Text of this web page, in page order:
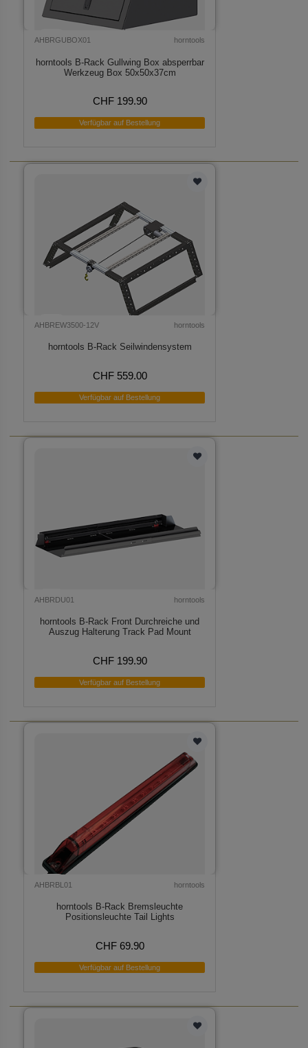
AHBRGUBOX01 horntools
horntools B-Rack Gullwing Box absperrbar
Werkzeug Box 50x50x37cm
CHF 199.90
Verfügbar auf Bestellung
AHBREW3500-12V horntools
horntools B-Rack Seilwindensystem
CHF 559.00
Verfügbar auf Bestellung
AHBRDU01 horntools
horntools B-Rack Front Durchreiche und
Auszug Halterung Track Pad Mount
CHF 199.90
Verfügbar auf Bestellung
AHBRBL01 horntools
horntools B-Rack Bremsleuchte
Positionsleuchte Tail Lights
CHF 69.90
Verfügbar auf Bestellung